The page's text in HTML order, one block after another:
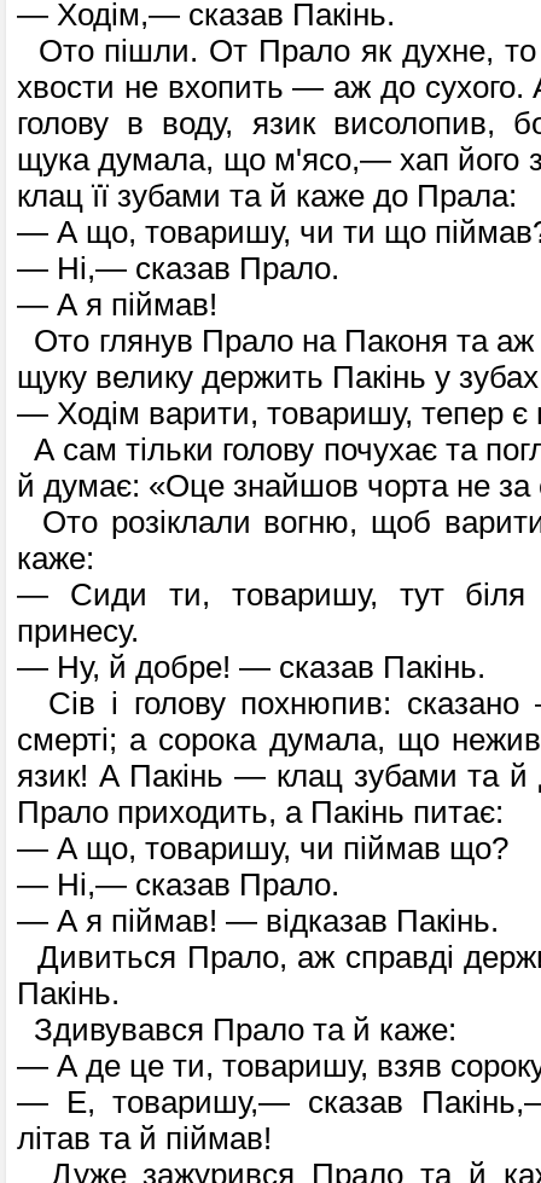
— Ходім,— сказав Пакінь.
Ото пішли. От Прало як духне,
хвости не вхопить — аж до сухого.
голову в воду, язик висолопив,
щука думала, що м'ясо,— хап його
клац її зубами та й каже до Прала:
— А що, товаришу, чи ти що
— Ні,— сказав Прало.
— А я піймав!
Ото глянув Прало на Паконя та аж
щуку велику держить Пакінь у
— Ходім варити, товаришу, тепер
А сам тільки голову почухає та
й думає: «Оце знайшов чорта не за
Ото розіклали вогню, щоб
каже:
— Сиди ти, товаришу, тут
принесу.
— Ну, й добре! — сказав Пакінь.
Сів і голову похнюпив:
смерті; а сорока думала, що
язик! А Пакінь — клац зубами та й
Прало приходить, а Пакінь питає:
— А що, товаришу, чи піймав що?
— Ні,— сказав Прало.
— А я піймав! — відказав Пакінь.
Дивиться Прало, аж справді
Пакінь.
Здивувався Прало та й каже:
— А де це ти, товаришу, взяв
— Е, товаришу,— сказав
літав та й піймав!
Дуже зажурився Прало та й